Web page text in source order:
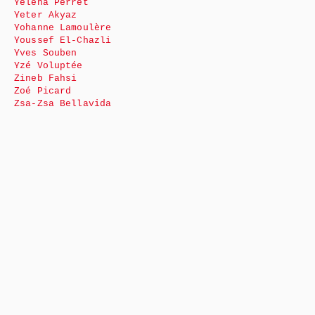
Yéléna Perret
Yeter Akyaz
Yohanne Lamoulère
Youssef El-Chazli
Yves Souben
Yzé Voluptée
Zineb Fahsi
Zoé Picard
Zsa-Zsa Bellavida